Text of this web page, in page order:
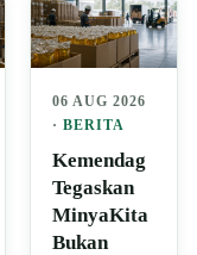
06 AUG 2026
· BERITA
Kemendag
Tegaskan
MinyaKita
Bukan